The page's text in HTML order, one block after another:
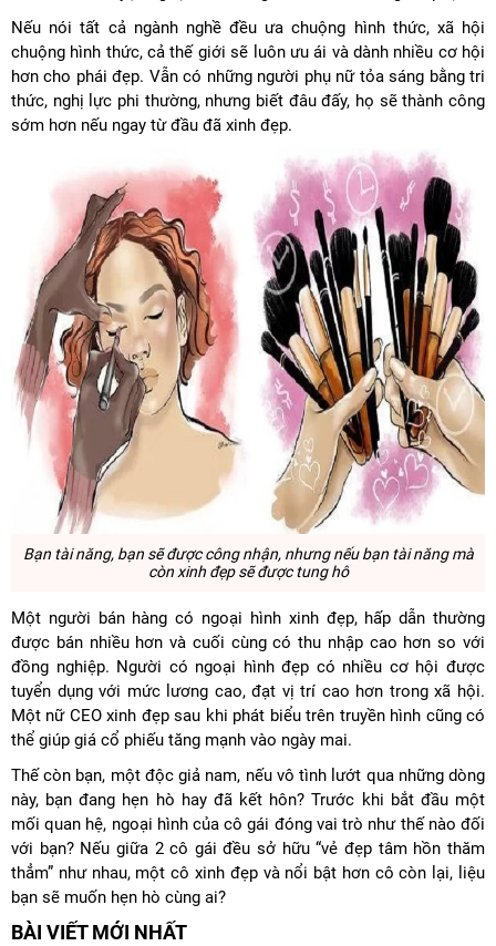
Nếu nói tất cả ngành nghề đều ưa chuộng hình thức, xã hội
chuộng hình thức, cả thế giới sẽ luôn ưu ái và dành nhiều cơ hội
hơn cho phái đẹp. Vẫn có những người phụ nữ tỏa sáng bằng tri
thức, nghị lực phi thường, nhưng biết đâu đấy, họ sẽ thành công
sớm hơn nếu ngay từ đầu đã xinh đẹp.
Bạn tài năng, bạn sẽ được công nhận, nhưng nếu bạn tài năng mà
còn xinh đẹp sẽ được tung hô
Một người bán hàng có ngoại hình xinh đẹp, hấp dẫn thường
được bán nhiều hơn và cuối cùng có thu nhập cao hơn so với
đồng nghiệp. Người có ngoại hình đẹp có nhiều cơ hội được
tuyển dụng với mức lương cao, đạt vị trí cao hơn trong xã hội.
Một nữ CEO xinh đẹp sau khi phát biểu trên truyền hình cũng có
thể giúp giá cổ phiếu tăng mạnh vào ngày mai.
Thế còn bạn, một độc giả nam, nếu vô tình lướt qua những dòng
này, bạn đang hẹn hò hay đã kết hôn? Trước khi bắt đầu một
mối quan hệ, ngoại hình của cô gái đóng vai trò như thế nào đối
với bạn? Nếu giữa 2 cô gái đều sở hữu “vẻ đẹp tâm hồn thăm
thẳm” như nhau, một cô xinh đẹp và nổi bật hơn cô còn lại, liệu
bạn sẽ muốn hẹn hò cùng ai?
BÀI VIẾT MỚI NHẤT